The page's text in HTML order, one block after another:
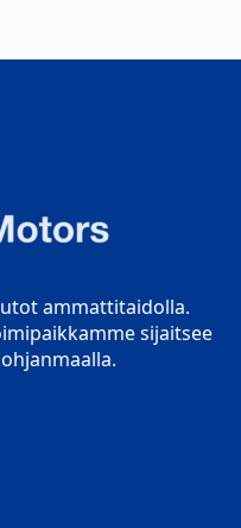
ammattitaidolla.
sijaitsee